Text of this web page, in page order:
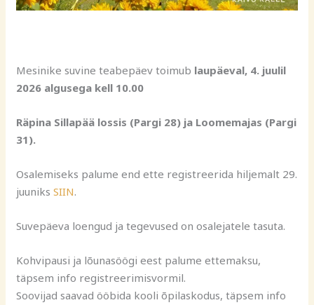
Mesinike suvine teabepäev toimub laupäeval, 4. juulil
2026 algusega kell 10.00
Räpina Sillapää lossis (Pargi 28) ja Loomemajas (Pargi
31).
Osalemiseks palume end ette registreerida hiljemalt 29.
juuniksSIIN.
Suvepäeva loengud ja tegevused on osalejatele tasuta.
Kohvipausi ja lõunasöögi eest palume ettemaksu,
täpsem info registreerimisvormil.
Soovijad saavad ööbida kooli õpilaskodus, täpsem info